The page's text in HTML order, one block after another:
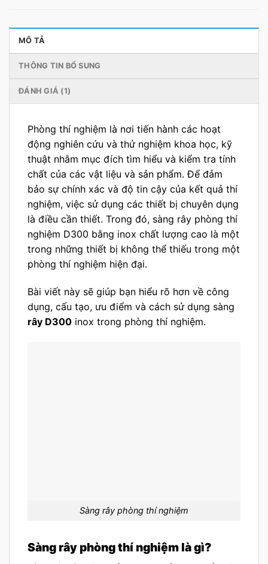
MÔ TẢ
THÔNG TIN BỔ SUNG
ĐÁNH GIÁ (1)
Phòng thí nghiệm là nơi tiến hành các hoạt
động nghiên cứu và thử nghiệm khoa học, kỹ
thuật nhằm mục đích tìm hiểu và kiểm tra tính
chất của các vật liệu và sản phẩm. Để đảm
bảo sự chính xác và độ tin cậy của kết quả thí
nghiệm, việc sử dụng các thiết bị chuyên dụng
là điều cần thiết. Trong đó, sàng rây phòng thí
nghiệm D300 bằng inox chất lượng cao là một
trong những thiết bị không thể thiếu trong một
phòng thí nghiệm hiện đại.
Bài viết này sẽ giúp bạn hiểu rõ hơn về công
dụng, cấu tạo, ưu điểm và cách sử dụng sàng
rây D300 inox trong phòng thí nghiệm.
Sàng rây phòng thí nghiệm
Sàng rây phòng thí nghiệm là gì?